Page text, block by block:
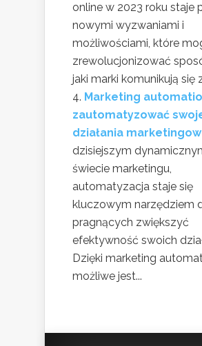
online w 2023 roku staje
nowymi wyzwaniami i
możliwościami, które
zrewolucjonizować
jaki marki komunikują się
Marketing
zautomatyzować
działania
dzisiejszym
świecie marketingu,
automatyzacja staje się
kluczowym narzędziem
pragnących zwiększyć
efektywność swoich
Dzięki marketing
możliwe jest...